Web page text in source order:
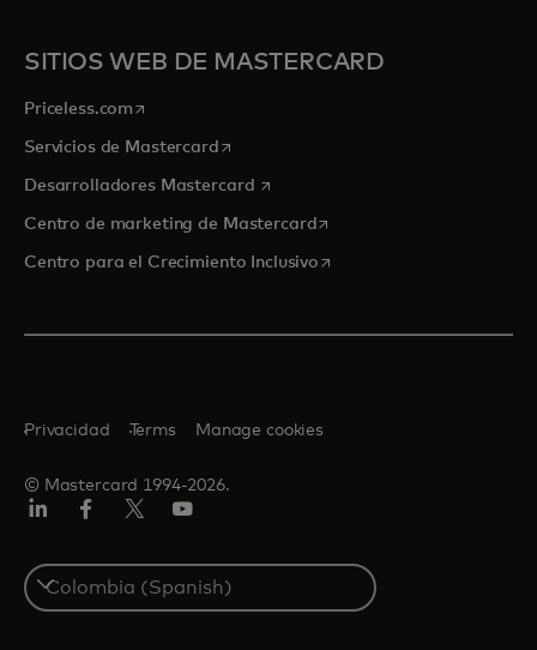
SITIOS WEB DE MASTERCARD
Priceless.com se abre en una pestaña nueva
Servicios de Mastercardse abre en una pestaña nueva
Desarrolladores Mastercard se abre en una pestaña nueva
Centro de marketing de Mastercardse abre en una pestaña
Centro para el Crecimiento Inclusivose abre en una pestaña
© Mastercard 1994-2026.
Privacidad Terms Manage cookies
Select
a
country